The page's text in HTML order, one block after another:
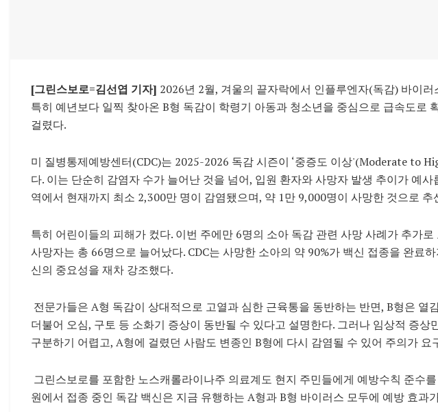
[그린스보로=김선엽 기자] 2026년 2월, 겨울의 끝자락에서 인플루엔자(독감) 바이
특히 예년보다 일찍 찾아온 B형 독감이 학령기 아동과 청소년을 중심으로 급속도로
걸렸다.
미 질병통제예방센터(CDC)는 2025-2026 독감 시즌이 ‘중증도 이상'(Moderate to
다. 이는 단순히 감염자 수가 늘어난 것을 넘어, 입원 환자와 사망자 발생 추이가 예
역에서 현재까지 최소 2,300만 명이 감염됐으며, 약 1만 9,000명이 사망한 것으로 추
특히 어린이들의 피해가 컸다. 이번 주에만 6명의 소아 독감 관련 사망 사례가 추가
사망자는 총 66명으로 늘어났다. CDC는 사망한 소아의 약 90%가 백신 접종을 완료
신의 중요성을 재차 강조했다.
전문가들은 A형 독감이 상대적으로 고열과 심한 근육통을 동반하는 반면, B형은 열
더불어 오심, 구토 등 소화기 증상이 동반될 수 있다고 설명한다. 그러나 임상적 증상
구분하기 어렵고, A형에 걸렸던 사람도 변종인 B형에 다시 감염될 수 있어 주의가 요
그린스보로를 포함한 노스캐롤라이나주 의료계도 현지 주민들에게 예방수칙 준수
원에서 접종 중인 독감 백신은 지금 유행하는 A형과 B형 바이러스 모두에 예방 효과